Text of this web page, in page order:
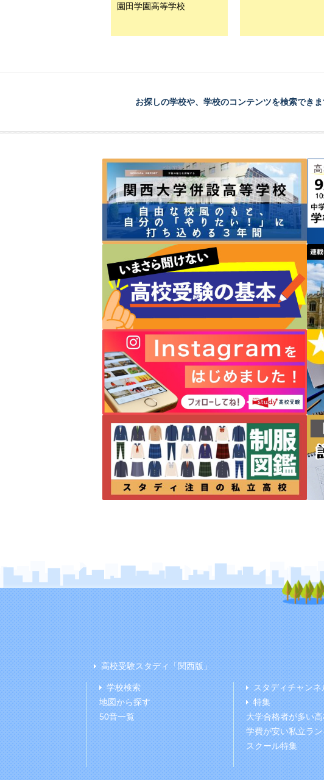
園田学園高等学校
お探しの学校や、学校のコンテンツを検索できま
高校受験スタディ「関西版」
学校検索
地図から探す
50音一覧
スタディチャンネ
特集
大学合格者が多い
学費が安い私立ラ
スクール特集